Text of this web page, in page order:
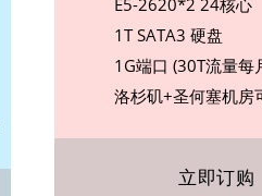
1T SATA3 硬盘
1G端口 (30T流量每
洛杉矶+圣何塞机房
立即订购